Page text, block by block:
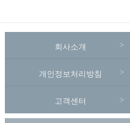
회사소개
개인정보처리방침
고객센터